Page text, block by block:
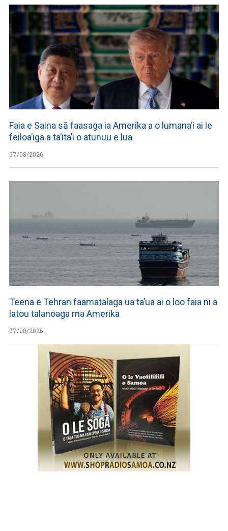
Faia e Saina sā faasaga ia Amerika a o lumana’i ai le
feiloa’iga a ta’ita’i o atunuu e lua
07/08/2026
Teena e Tehran faamatalaga ua ta’ua ai o loo faia ni a
latou talanoaga ma Amerika
07/08/2026